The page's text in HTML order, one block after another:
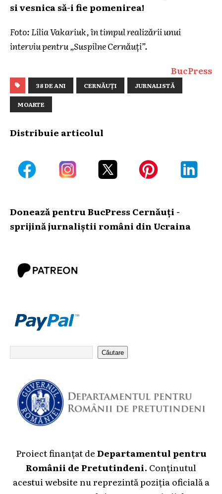
si vesnica să-i fie pomenirea!
Foto: Lilia Vakariuk, în timpul realizării unui
interviu pentru „Suspilne Cernăuți”.
BucPress
38 DE ANI CERNĂUȚI JURNALISTĂ
MOARTE
Distribuie articolul
Donează pentru BucPress Cernăuți -
sprijină jurnaliștii români din Ucraina
Căutare
Proiect finanțat deDepartamentul pentru
Românii de Pretutindeni. Conținutul
acestui website nu reprezintă poziția oficială a